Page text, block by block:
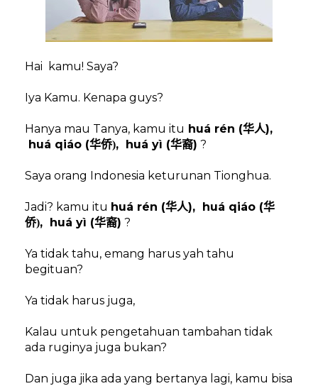
Hai kamu! Saya?
Iya Kamu. Kenapa guys?
Hanya mau Tanya, kamu itu huá rén (华人),
huá qiáo (华侨), huá yì (华裔) ?
Saya orang Indonesia keturunan Tionghua.
Jadi? kamu itu huá rén (华人), huá qiáo (华
侨), huá yì (华裔) ?
Ya tidak tahu, emang harus yah tahu
begituan?
Ya tidak harus juga,
Kalau untuk pengetahuan tambahan tidak
ada ruginya juga bukan?
Dan juga jika ada yang bertanya lagi, kamu bisa